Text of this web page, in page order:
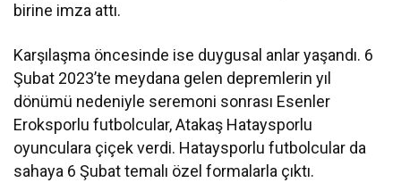
birine imza attı.
Karşılaşma öncesinde ise duygusal anlar yaşandı. 6
Şubat 2023’te meydana gelen depremlerin yıl
dönümü nedeniyle seremoni sonrası Esenler
Eroksporlu futbolcular, Atakaş Hataysporlu
oyunculara çiçek verdi. Hataysporlu futbolcular da
sahaya 6 Şubat temalı özel formalarla çıktı.